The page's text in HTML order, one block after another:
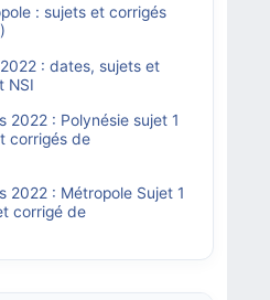
: sujets et corrigés
: dates, sujets et
NSI
2022 : Polynésie sujet 1
corrigés de
2022 : Métropole Sujet 1
corrigé de